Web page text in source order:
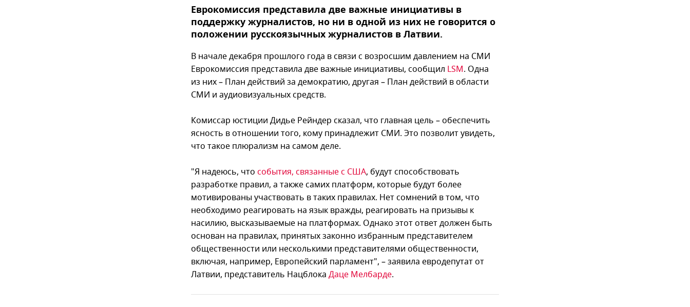
Еврокомиссия представила две важные инициативы в
поддержку журналистов, но ни в одной из них не говорится о
положении русскоязычных журналистов в Латвии.
В начале декабря прошлого года в связи с возросшим давлением на СМИ
Еврокомиссия представила две важные инициативы, сообщил LSM. Одна
из них – План действий за демократию, другая – План действий в области
СМИ и аудиовизуальных средств.
Комиссар юстиции Дидье Рейндер сказал, что главная цель – обеспечить
ясность в отношении того, кому принадлежит СМИ. Это позволит увидеть,
что такое плюрализм на самом деле.
"Я надеюсь, что события, связанные с США, будут способствовать
разработке правил, а также самих платформ, которые будут более
мотивированы участвовать в таких правилах. Нет сомнений в том, что
необходимо реагировать на язык вражды, реагировать на призывы к
насилию, высказываемые на платформах. Однако этот ответ должен быть
основан на правилах, принятых законно избранным представителем
общественности или несколькими представителями общественности,
включая, например, Европейский парламент", – заявила евродепутат от
Латвии, представитель Нацблока Даце Мелбарде.